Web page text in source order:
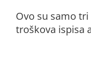
Ovo su samo
troškova ispisa